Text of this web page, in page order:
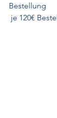
Bestellung
je 120€